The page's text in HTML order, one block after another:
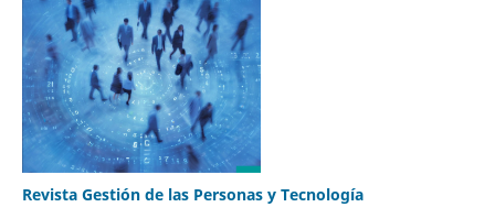
Revista Gestión de las Personas y Tecnología